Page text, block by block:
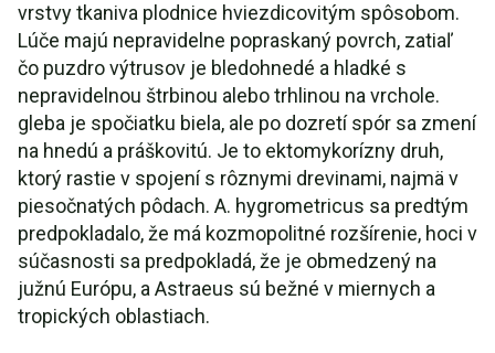
vrstvy tkaniva plodnice hviezdicovitým spôsobom.
Lúče majú nepravidelne popraskaný povrch, zatiaľ
čo puzdro výtrusov je bledohnedé a hladké s
nepravidelnou štrbinou alebo trhlinou na vrchole.
gleba je spočiatku biela, ale po dozretí spór sa zmení
na hnedú a práškovitú. Je to ektomykorízny druh,
ktorý rastie v spojení s rôznymi drevinami, najmä v
piesočnatých pôdach. A. hygrometricus sa predtým
predpokladalo, že má kozmopolitné rozšírenie, hoci v
súčasnosti sa predpokladá, že je obmedzený na
južnú Európu, a Astraeus sú bežné v miernych a
tropických oblastiach.